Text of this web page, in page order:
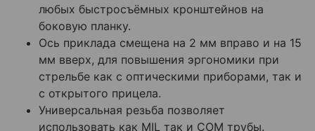
любых быстросъёмных кронштейнов на
боковую планку.
Ось приклада смещена на 2 мм вправо и на 15
мм вверх, для повышения эргономики при
стрельбе как с оптическими приборами, так и
с открытого прицела.
Универсальная резьба позволяет
использовать как MIL так и COM трубы.